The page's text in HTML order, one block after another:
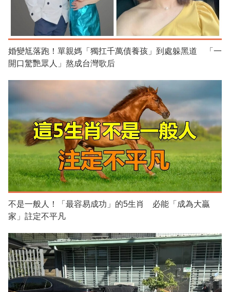
婚變尪落跑！單親媽「獨扛千萬債養孩」到處躲黑道 「一
開口驚艷眾人」熬成台灣歌后
不是一般人！「最容易成功」的5生肖 必能「成為大贏
家」註定不平凡